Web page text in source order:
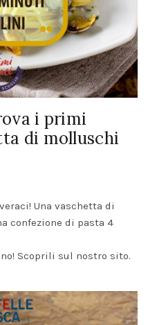
i primi
di molluschi
Una vaschetta di
confezione di pasta 4
Scoprili sul nostro sito.